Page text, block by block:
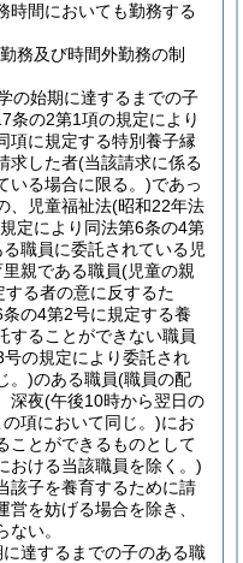
時間においても勤務する
務及び時間外勤務の制
の始期に達するまでの子
条の2第1項の規定により
項に規定する特別養子縁
求した者(当該請求に係る
いる場合に限る。)であっ
、児童福祉法(昭和22年法
定により同法第6条の4第
職員に委託されている児
親である職員(児童の親
る者の意に反するた
の4第2号に規定する養
することができない職員
の規定により委託され
。)のある職員(職員の配
深夜(午後10時から翌日の
項において同じ。)にお
ことができるものとして
おける当該職員を除く。)
該子を養育するために請
を妨げる場合を除き、
い。
達するまでの子のある職